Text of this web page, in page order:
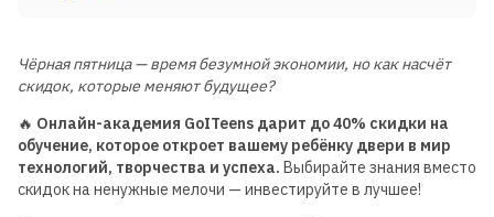
Чёрная пятница — время безумной экономии, но как насчёт
скидок, которые меняют будущее?
🔥 Онлайн-академия GoITeens дарит до 40% скидки на
обучение, которое откроет вашему ребёнку двери в мир
технологий, творчества и успеха. Выбирайте знания вместо
скидок на ненужные мелочи — инвестируйте в лучшее!